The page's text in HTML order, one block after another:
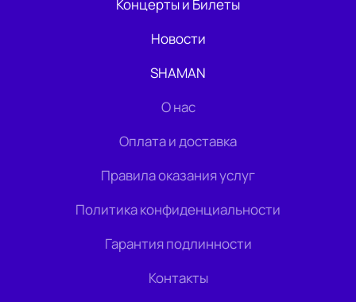
Концерты и Билеты
Новости
SHAMAN
О нас
Оплата и доставка
Правила оказания услуг
Политика конфиденциальности
Гарантия подлинности
Контакты